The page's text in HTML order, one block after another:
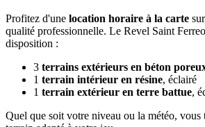
Profitez d'une location horaire à la carte
qualité professionnelle. Le Revel Saint
disposition :
3 terrains extérieurs en béton
1 terrain intérieur en résine, éclairé
1 terrain extérieur en terre battue,
Quel que soit votre niveau ou la météo,